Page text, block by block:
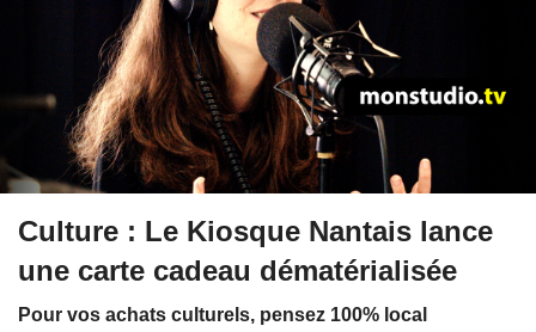
​Culture : Le Kiosque Nantais lance
une carte cadeau dématérialisée
Pour vos achats culturels, pensez 100% local